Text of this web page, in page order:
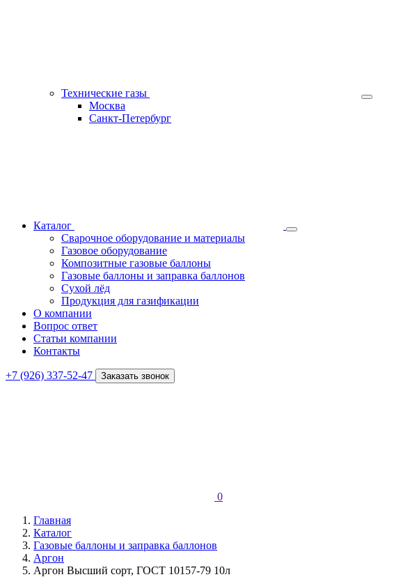
Технические газы
Москва
Санкт-Петербург
Каталог
Сварочное оборудование и материалы
Газовое оборудование
Композитные газовые баллоны
Газовые баллоны и заправка баллонов
Сухой лёд
Продукция для газификации
О компании
Вопрос ответ
Статьи компании
Контакты
+7 (926) 337-52-47 Заказать звонок
0
Главная
Каталог
Газовые баллоны и заправка баллонов
Аргон
Аргон Высший сорт, ГОСТ 10157-79 10л